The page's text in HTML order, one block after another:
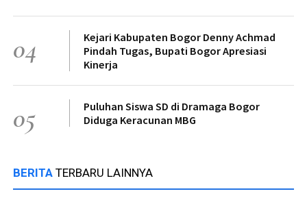
04
Kejari Kabupaten Bogor Denny Achmad
Pindah Tugas, Bupati Bogor Apresiasi
Kinerja
05
Puluhan Siswa SD di Dramaga Bogor
Diduga Keracunan MBG
BERITA TERBARU LAINNYA